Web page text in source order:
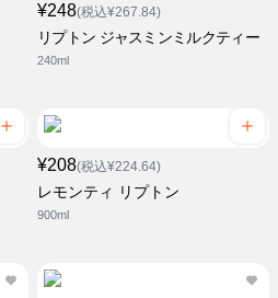
¥248(税込¥267.84)
リプトン ジャスミンミルクティー
240ml
¥208(税込¥224.64)
レモンティ リプトン
900ml